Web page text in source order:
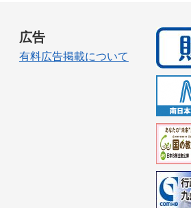
広告
有料広告掲載について